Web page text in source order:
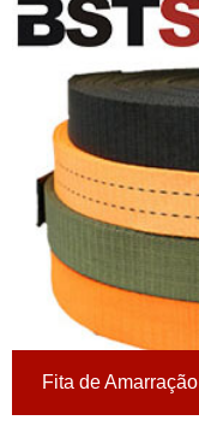
Fita de Amarração